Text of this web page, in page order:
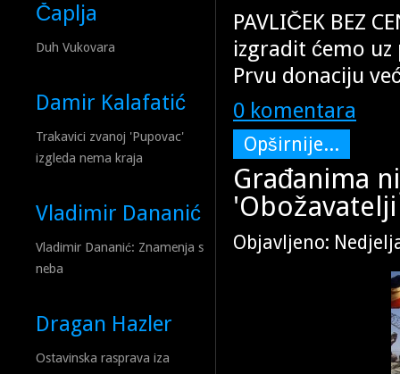
Čaplja
Duh Vukovara
Damir Kalafatić
Trakavici zvanoj 'Pupovac'
izgleda nema kraja
Vladimir Dananić
Vladimir Dananić: Znamenja s
neba
Dragan Hazler
Ostavinska rasprava iza
PAVLIČEK BEZ
izgradit ćemo
Prvu donaciju
0 komentara
Opširnije...
Građanima
Objavljeno: